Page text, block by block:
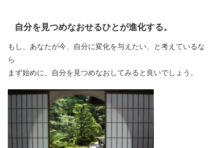
自分を見つめなおせるひとが進化する。
もし、あなたが今、自分に変化を与えたい、と考えているな
ら
まず始めに、自分を見つめなおしてみると良いでしょう。